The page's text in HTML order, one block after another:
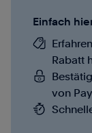
Einfach
Rabatt
von